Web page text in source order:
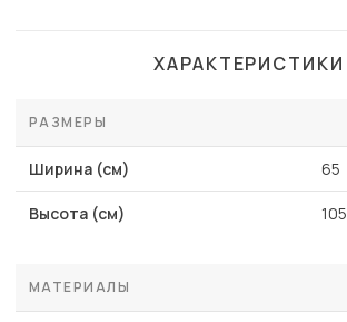
ХАРАКТЕРИСТИКИ
РАЗМЕРЫ
Ширина (см) 65
Высота (см) 105
МАТЕРИАЛЫ